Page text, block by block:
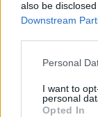
also be
Downstream
Personal
I want to
personal
Opted In
A post